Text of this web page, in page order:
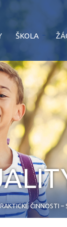
ŠKOLA
ČINNOSTI –